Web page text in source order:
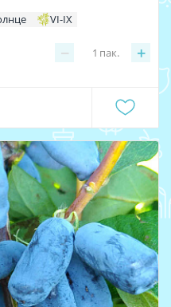
VI-IX
− +
1 пак.